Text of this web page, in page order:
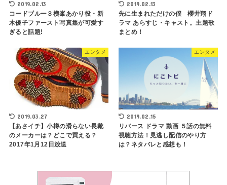
2019.02.13
コードブルー３横峯あかり役・新
木優子ファースト写真集が可愛す
ぎると話題!
2019.02.13
先に生まれただけの僕 櫻井翔ド
ラマ あらすじ・キャスト。主題歌
まとめ！
エンタメ
2019.03.27
【あさイチ】小樽の滑らない長靴
のメーカーは？どこで買える？
2017年1月12日放送
エンタメ
2019.02.15
リバース ドラマ 動画 ５話の無料
視聴方法！見逃し配信のやり方
は？ネタバレと感想も！